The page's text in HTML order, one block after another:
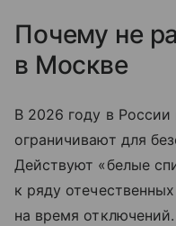
Почему не
в Москве
В 2026 году в
ограничивают для
Действуют «белые
к ряду
на время отключений.